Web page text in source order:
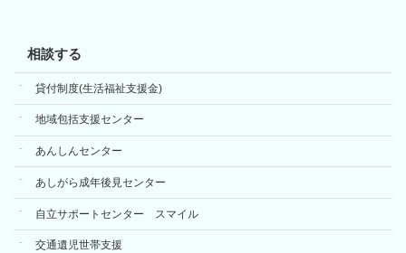
相談する
貸付制度(生活福祉支援金)
地域包括支援センター
あんしんセンター
あしがら成年後見センター
自立サポートセンター スマイル
交通遺児世帯支援